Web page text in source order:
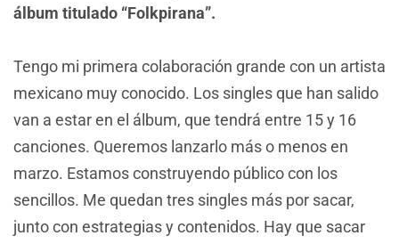
álbum titulado “Folkpirana”.
Tengo mi primera colaboración grande con un artista
mexicano muy conocido. Los singles que han salido
van a estar en el álbum, que tendrá entre 15 y 16
canciones. Queremos lanzarlo más o menos en
marzo. Estamos construyendo público con los
sencillos. Me quedan tres singles más por sacar,
junto con estrategias y contenidos. Hay que sacar